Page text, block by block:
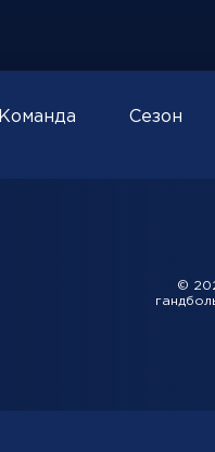
Команда Сезон
©